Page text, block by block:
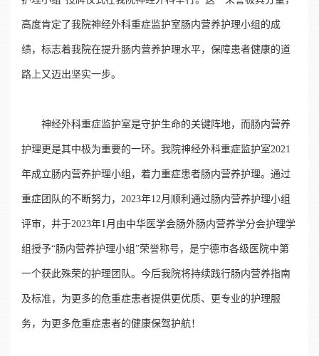
高度肯定了我院神经外科重症监护室肠内营养护理小组的成
绩，标志着我院在提升肠内营养护理水平，保障患者健康的道
路上又迈出坚实一步。
神经外科重症监护室是守护生命的关键阵地，而肠内营养
护理更是其中极为重要的一环。我院神经外科重症监护室2021
年成立肠内营养护理小组，着力重症患者肠内营养护理。通过
重症团队的不断努力，2023年12月顺利通过肠内营养护理小组
评审，并于2023年1月由中华医学会肠外肠内营养学分会护理学
组授予“肠内营养护理小组”荣誉称号，是宁德市各级医院中第
一个获此殊荣的护理团队。今后我院将持续践行肠内营养指南
及标准，为更多的危重症患者提供更优质、更专业的护理服
务，为更多危重症患者的健康保驾护航！